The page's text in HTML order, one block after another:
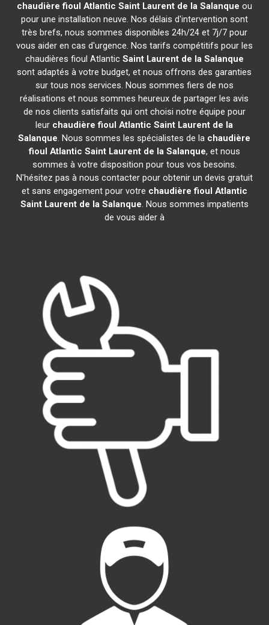
chaudière fioul Atlantic Saint Laurent de la Salanque ou
pour une installation neuve. Nos délais d'intervention sont
très brefs, nous sommes disponibles 24h/24 et 7j/7 pour
vous aider en cas d'urgence. Nos tarifs compétitifs pour les
chaudières fioul Atlantic Saint Laurent de la Salanque
sont adaptés à votre budget, et nous offrons des garanties
sur tous nos services. Nous sommes fiers de nos
réalisations et nous sommes heureux de partager les avis
de nos clients satisfaits qui ont choisi notre équipe pour
leur chaudière fioul Atlantic Saint Laurent de la
Salanque. Nous sommes les spécialistes de la chaudière
fioul Atlantic Saint Laurent de la Salanque, et nous
sommes à votre disposition pour tous vos besoins.
N'hésitez pas à nous contacter pour obtenir un devis gratuit
et sans engagement pour votre chaudière fioul Atlantic
Saint Laurent de la Salanque. Nous sommes impatients
de vous aider à